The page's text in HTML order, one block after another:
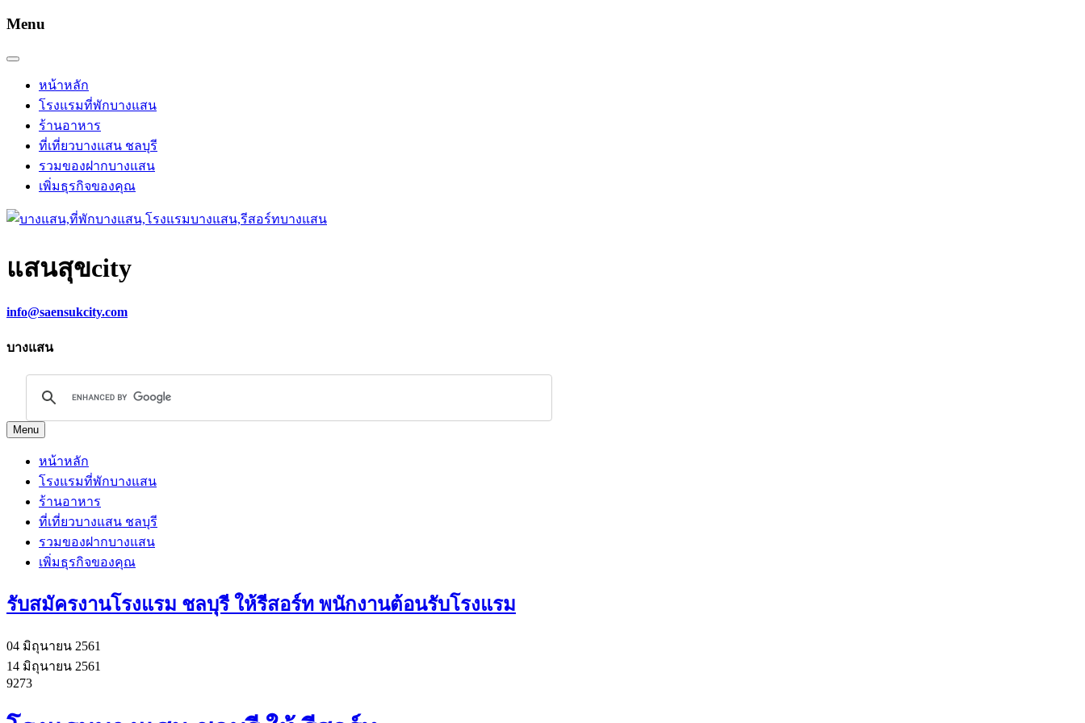
Menu
หน้าหลัก
โรงแรมที่พักบางแสน
ร้านอาหาร
ที่เที่ยวบางแสน ชลบุรี
รวมของฝากบางแสน
เพิ่มธุรกิจของคุณ
แสนสุขcity
info@saensukcity.com
บางแสน
Menu
หน้าหลัก
โรงแรมที่พักบางแสน
ร้านอาหาร
ที่เที่ยวบางแสน ชลบุรี
รวมของฝากบางแสน
เพิ่มธุรกิจของคุณ
รับสมัครงานโรงแรม ชลบุรี ให้รีสอร์ท พนักงานต้อนรับโรงแรม
04 มิถุนายน 2561
14 มิถุนายน 2561
9273